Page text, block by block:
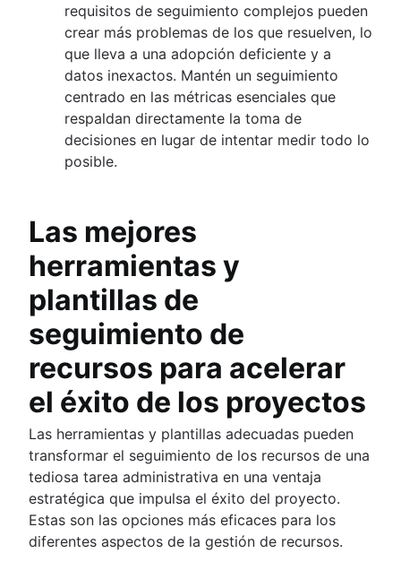
requisitos de seguimiento complejos pueden
crear más problemas de los que resuelven, lo
que lleva a una adopción deficiente y a
datos inexactos. Mantén un seguimiento
centrado en las métricas esenciales que
respaldan directamente la toma de
decisiones en lugar de intentar medir todo lo
posible.
Las mejores
herramientas y
plantillas de
seguimiento de
recursos para acelerar
el éxito de los proyectos
Las herramientas y plantillas adecuadas pueden
transformar el seguimiento de los recursos de una
tediosa tarea administrativa en una ventaja
estratégica que impulsa el éxito del proyecto.
Estas son las opciones más eficaces para los
diferentes aspectos de la gestión de recursos.